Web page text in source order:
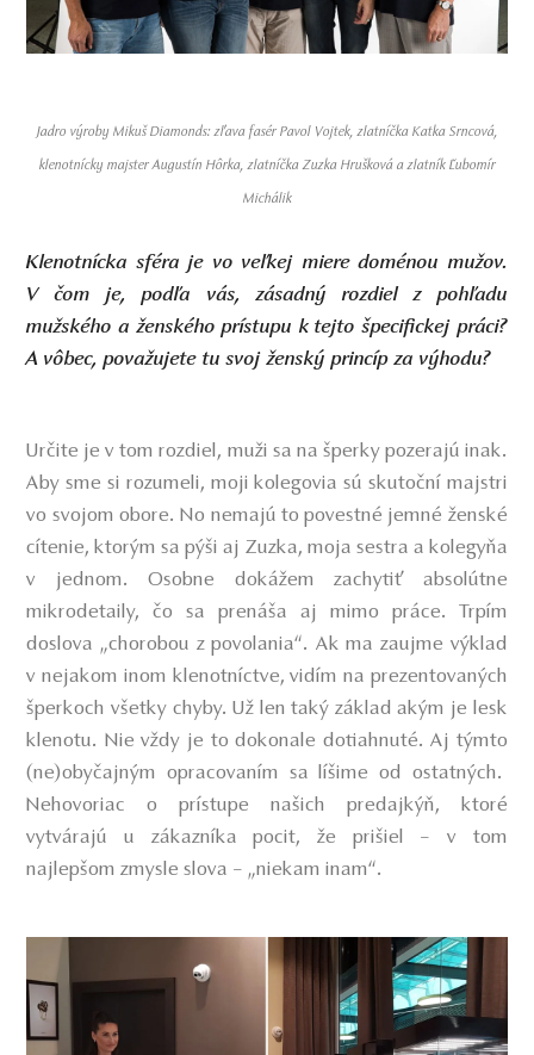
Jadro výroby Mikuš Diamonds: zľava fasér Pavol Vojtek, zlatníčka Katka Srncová,
klenotnícky majster Augustín Hôrka, zlatníčka Zuzka Hrušková a zlatník Ľubomír
Michálik
Klenotnícka sféra je vo veľkej miere doménou mužov.
V čom je, podľa vás, zásadný rozdiel z pohľadu
mužského a ženského prístupu k tejto špecifickej práci?
A vôbec, považujete tu svoj ženský princíp za výhodu?
Určite je v tom rozdiel, muži sa na šperky pozerajú inak.
Aby sme si rozumeli, moji kolegovia sú skutoční majstri
vo svojom obore. No nemajú to povestné jemné ženské
cítenie, ktorým sa pýši aj Zuzka, moja sestra a kolegyňa
v jednom. Osobne dokážem zachytiť absolútne
mikrodetaily, čo sa prenáša aj mimo práce. Trpím
doslova „chorobou z povolania“. Ak ma zaujme výklad
v nejakom inom klenotníctve, vidím na prezentovaných
šperkoch všetky chyby. Už len taký základ akým je lesk
klenotu. Nie vždy je to dokonale dotiahnuté. Aj týmto
(ne)obyčajným opracovaním sa líšime od ostatných.
Nehovoriac o prístupe našich predajkýň, ktoré
vytvárajú u zákazníka pocit, že prišiel – v tom
najlepšom zmysle slova – „niekam inam“.